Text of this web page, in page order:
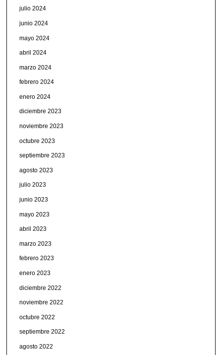
julio 2024
junio 2024
mayo 2024
abril 2024
marzo 2024
febrero 2024
enero 2024
diciembre 2023
noviembre 2023
octubre 2023
septiembre 2023
agosto 2023
julio 2023
junio 2023
mayo 2023
abril 2023
marzo 2023
febrero 2023
enero 2023
diciembre 2022
noviembre 2022
octubre 2022
septiembre 2022
agosto 2022